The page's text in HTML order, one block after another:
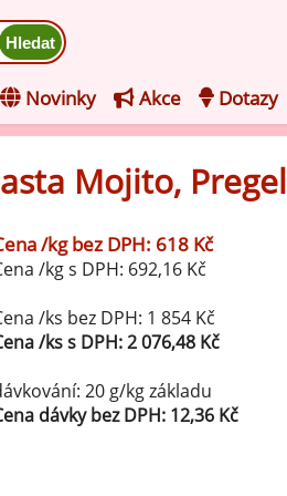
do mléčného základu
Novinky Akce Dotazy
Mojito, Pregel
/kg bez DPH: 618 Kč
/kg s DPH: 692,16 Kč
/ks bez DPH: 1 854 Kč
/ks s DPH: 2 076,48 Kč
20 g/kg základu
dávky bez DPH: 12,36 Kč